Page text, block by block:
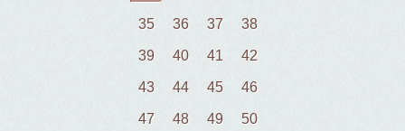
35 36 37 38
39 40 41 42
43 44 45 46
47 48 49 50